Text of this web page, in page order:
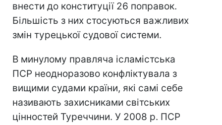
внести до конституції 26 поправок.
Більшість з них стосуються важливих
змін турецької судової системи.
В минулому правляча ісламістська
ПСР неодноразово конфліктувала з
вищими судами країни, які самі себе
називають захисниками світських
цінностей Туреччини. У 2008 р. ПСР